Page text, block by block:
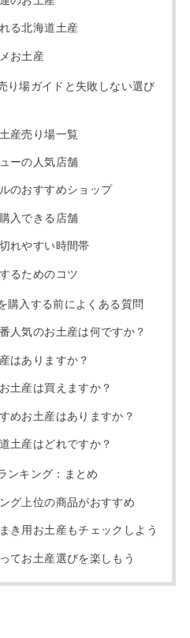
る北海道土産
お土産
り場ガイドと失敗しない選び
産売り場一覧
ーの人気店舗
のおすすめショップ
入できる店舗
れやすい時間帯
るためのコツ
購入する前によくある質問
人気のお土産は何ですか？
はありますか？
土産は買えますか？
めお土産はありますか？
土産はどれですか？
ンキング：まとめ
グ上位の商品がおすすめ
き用お土産もチェックしよう
てお土産選びを楽しもう